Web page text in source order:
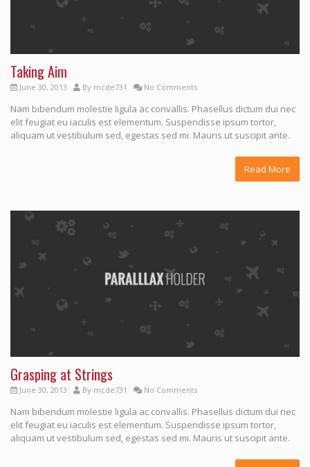
Taking Aim
June 30, 2013 By mcde731 No Comments
Nam bibendum molestie ligula ac convallis. Phasellus dictum dui nec
elit feugiat eu iaculis est elementum. Suspendisse ipsum tortor,
aliquam ut vestibulum sed, egestas sed mi. Mauris ut suscipit ante.
Read More
Grasping at Strings
June 30, 2013 By mcde731 No Comments
Nam bibendum molestie ligula ac convallis. Phasellus dictum dui nec
elit feugiat eu iaculis est elementum. Suspendisse ipsum tortor,
aliquam ut vestibulum sed, egestas sed mi. Mauris ut suscipit ante.